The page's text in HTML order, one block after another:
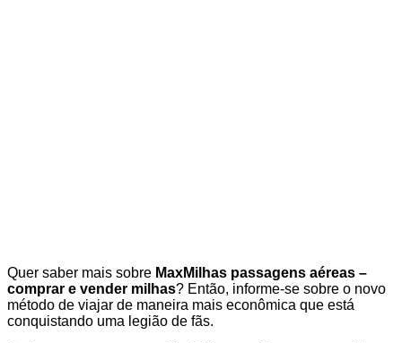
Quer saber mais sobre MaxMilhas passagens aéreas –
comprar e vender milhas? Então, informe-se sobre o novo
método de viajar de maneira mais econômica que está
conquistando uma legião de fãs.